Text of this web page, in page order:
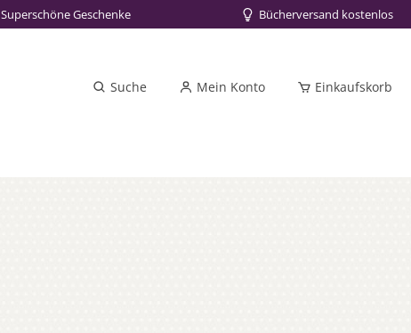
Superschöne Geschenke Bücherversand kostenlos
Suche Mein Konto Einkaufskorb